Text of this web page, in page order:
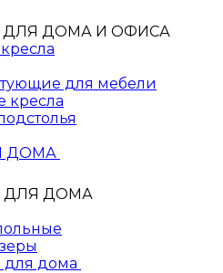
ДЛЯ ДОМА И ОФИСА
для мебели
кресла
ДОМА
ДЛЯ ДОМА
для дома